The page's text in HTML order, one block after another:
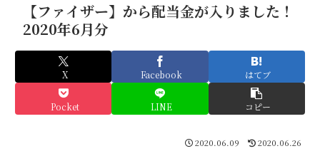
【ファイザー】から配当金が入りました！
2020年6月分
X Facebook はてブ
Pocket LINE コピー
2020.06.09 2020.06.26